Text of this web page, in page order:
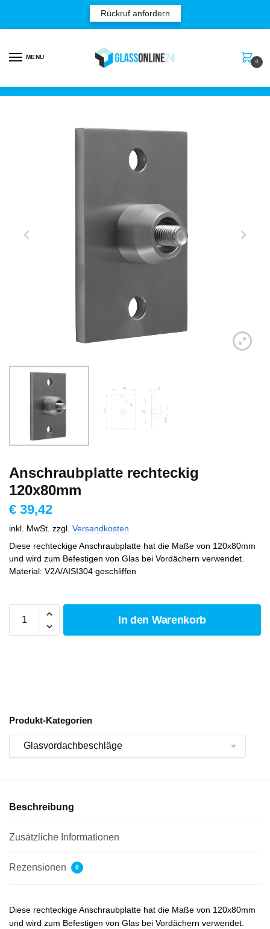
Rückruf anfordern
MENU
0
Anschraubplatte rechteckig
120x80mm
€ 39,42
inkl. MwSt. zzgl. Versandkosten
Diese rechteckige Anschraubplatte hat die Maße von 120x80mm
und wird zum Befestigen von Glas bei Vordächern verwendet.
Material: V2A/AISI304 geschliffen
In den Warenkorb
Produkt-Kategorien
Beschreibung
Zusätzliche Informationen
Rezensionen 0
Diese rechteckige Anschraubplatte hat die Maße von 120x80mm
und wird zum Befestigen von Glas bei Vordächern verwendet.